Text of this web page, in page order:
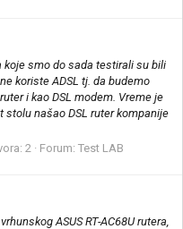
koje smo do sada testirali su bili
koriste ADSL tj. da budemo
i kao DSL modem. Vreme je
našao DSL ruter kompanije
2 Forum: Test LAB
ASUS RT-AC68U rutera,